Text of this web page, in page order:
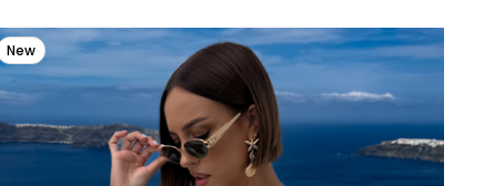
New